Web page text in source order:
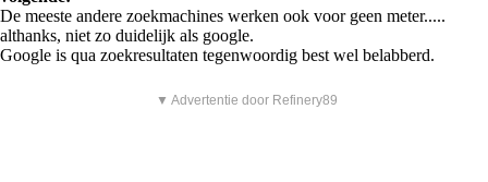
De meeste andere zoekmachines werken ook voor geen meter.....
althanks, niet zo duidelijk als google.
Google is qua zoekresultaten tegenwoordig best wel belabberd.
▼ Advertentie door Refinery89